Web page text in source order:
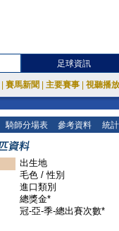
足球資訊
賽馬新聞 主要賽事 視聽播
騎師分場表 參考資料 統
出生地
毛色 / 性別
進口類別
總獎金*
冠-亞-季-總出賽次數*